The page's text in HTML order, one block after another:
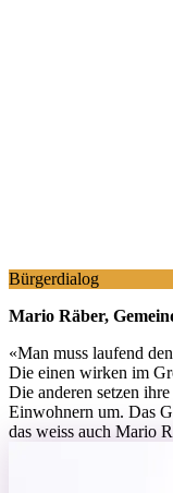
Bürgerdialog
Mario Räber,
«Man muss laufend
Die einen wirken im
Die anderen setzen
Einwohnern um. Das
das weiss auch Mario